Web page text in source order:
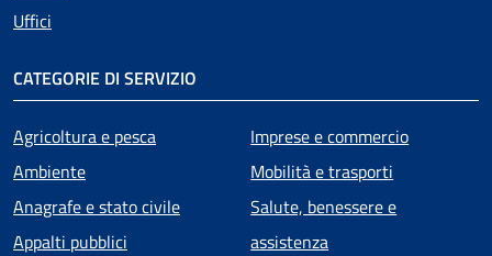
Uffici
CATEGORIE DI SERVIZIO
Agricoltura e pesca
Ambiente
Anagrafe e stato civile
Appalti pubblici
Imprese e commercio
Mobilità e trasporti
Salute, benessere e
assistenza